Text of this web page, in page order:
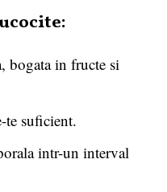
bogata in fructe si
te suficient.
intr-un interval